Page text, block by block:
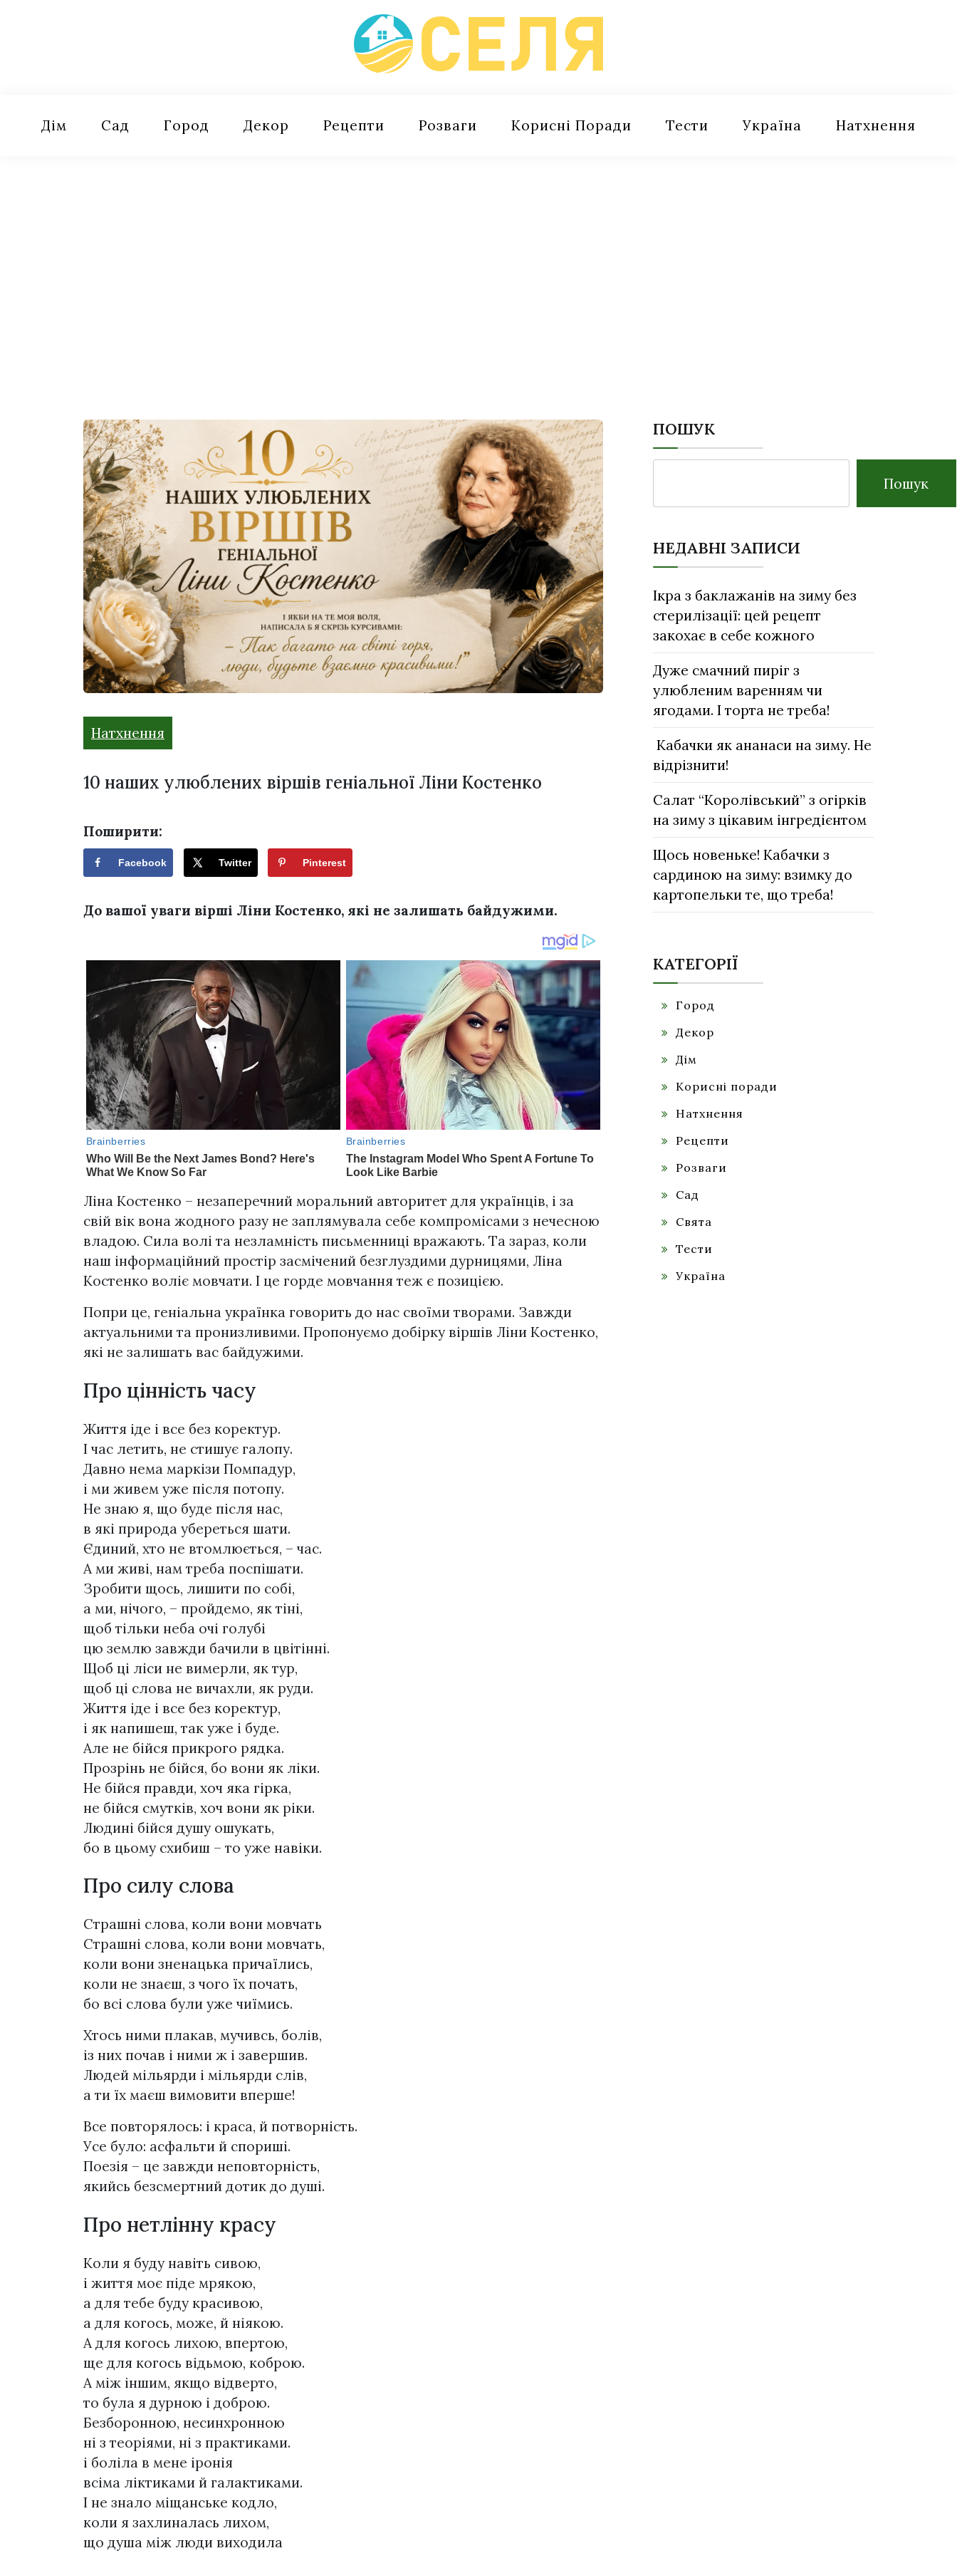
Дім Сад Город Декор Рецепти Розваги Корисні Поради Тести Україна Натхнення
Натхнення
10 наших улюблених віршів геніальної Ліни Костенко
Поширити:
Facebook Twitter Pinterest
До вашої уваги вірші Ліни Костенко, які не залишать байдужими.
Ліна Костенко – незаперечний моральний авторитет для українців, і за
свій вік вона жодного разу не заплямувала себе компромісами з нечесною
владою. Сила волі та незламність письменниці вражають. Та зараз, коли
наш інформаційний простір засмічений безглуздими дурницями, Ліна
Костенко воліє мовчати. І це горде мовчання теж є позицією.
Попри це, геніальна українка говорить до нас своїми творами. Завжди
актуальними та пронизливими. Пропонуємо добірку віршів Ліни Костенко,
які не залишать вас байдужими.
Про цінність часу
Життя іде і все без коректур.
І час летить, не стишує галопу.
Давно нема маркізи Помпадур,
і ми живем уже після потопу.
Не знаю я, що буде після нас,
в які природа убереться шати.
Єдиний, хто не втомлюється, – час.
А ми живі, нам треба поспішати.
Зробити щось, лишити по собі,
а ми, нічого, – пройдемо, як тіні,
щоб тільки неба очі голубі
цю землю завжди бачили в цвітінні.
Щоб ці ліси не вимерли, як тур,
щоб ці слова не вичахли, як руди.
Життя іде і все без коректур,
і як напишеш, так уже і буде.
Але не бійся прикрого рядка.
Прозрінь не бійся, бо вони як ліки.
Не бійся правди, хоч яка гірка,
не бійся смутків, хоч вони як ріки.
Людині бійся душу ошукать,
бо в цьому схибиш – то уже навіки.
Про силу слова
Страшні слова, коли вони мовчать
Страшні слова, коли вони мовчать,
коли вони зненацька причаїлись,
коли не знаєш, з чого їх почать,
бо всі слова були уже чиїмись.
Хтось ними плакав, мучивсь, болів,
із них почав і ними ж і завершив.
Людей мільярди і мільярди слів,
а ти їх маєш вимовити вперше!
Все повторялось: і краса, й потворність.
Усе було: асфальти й спориші.
Поезія – це завжди неповторність,
якийсь безсмертний дотик до душі.
Про нетлінну красу
Коли я буду навіть сивою,
і життя моє піде мрякою,
а для тебе буду красивою,
а для когось, може, й ніякою.
А для когось лихою, впертою,
ще для когось відьмою, коброю.
А між іншим, якщо відверто,
то була я дурною і доброю.
Безборонною, несинхронною
ні з теоріями, ні з практиками.
і боліла в мене іронія
всіма ліктиками й галактиками.
І не знало міщанське кодло,
коли я захлиналась лихом,
що душа між люди виходила
ПОШУК
Пошук
НЕДАВНІ ЗАПИСИ
Ікра з баклажанів на зиму без
стерилізації: цей рецепт
закохає в себе кожного
Дуже смачний пиріг з
улюбленим варенням чи
ягодами. І торта не треба!
Кабачки як ананаси на зиму. Не
відрізнити!
Салат “Королівський” з огірків
на зиму з цікавим інгредієнтом
Щось новеньке! Кабачки з
сардиною на зиму: взимку до
картопельки те, що треба!
КАТЕГОРІЇ
Город
Декор
Дім
Корисні поради
Натхнення
Рецепти
Розваги
Сад
Свята
Тести
Україна